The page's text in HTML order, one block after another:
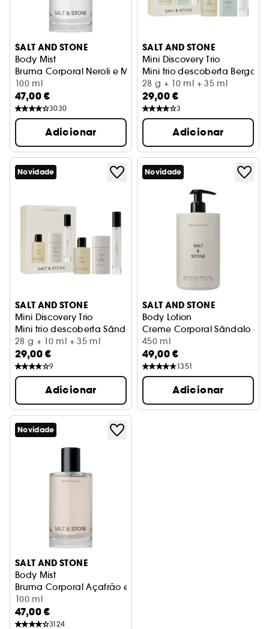
SALT AND STONE
Body Mist
Bruma Corporal Neroli e Manjericão
100 ml
47,00 €
3030
Adicionar
SALT AND STONE
Mini Discovery Trio
Mini trio descoberta
28 g + 10 ml + 35 ml
29,00 €
3
Adicionar
Novidade
SALT AND STONE
Mini Discovery Trio
Mini trio descoberta Sândalo e Vetiver
28 g + 10 ml + 35 ml
29,00 €
9
Adicionar
Novidade
SALT AND STONE
Body Lotion
Creme Corporal Sândalo e
450 ml
49,00 €
1351
Adicionar
Novidade
SALT AND STONE
Body Mist
Bruma Corporal Açafrão e Cedro
100 ml
47,00 €
3124